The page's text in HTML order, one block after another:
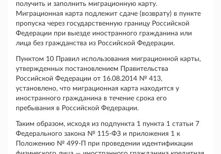
получить и заполнить миграционную карту.
Миграционная карта подлежит сдаче (возврату) в пункте
пропуска через государственную границу Российской
Федерации при выезде иностранного гражданина или
лица без гражданства из Российской Федерации.
Пунктом 10 Правил использования миграционной карты,
утвержденных постановлением Правительства
Российской Федерации от 16.08.2014 № 413,
установлено, что миграционная карта находится у
иностранного гражданина в течение срока его
пребывания в Российской Федерации.
Таким образом, исходя из подпункта 1 пункта 1 статьи 7
Федерального закона № 115-ФЗ и приложения 1 к
Положению № 499-П при проведении идентификации